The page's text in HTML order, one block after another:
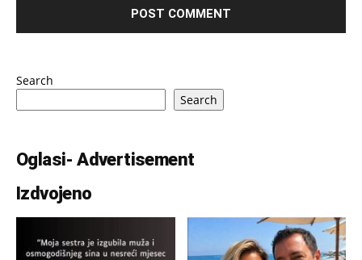
Search
Search
Oglasi- Advertisement
Izdvojeno